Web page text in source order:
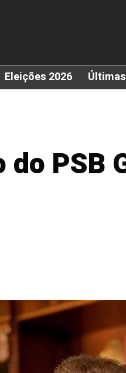
Eleições 2026 Últimas
do PSB